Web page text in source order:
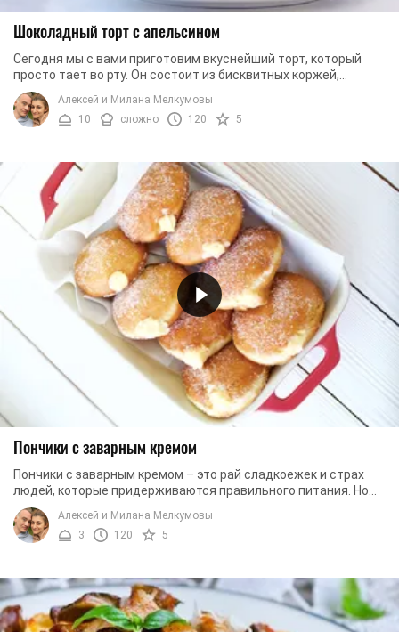
Шоколадный торт с апельсином
Сегодня мы с вами приготовим вкуснейший торт, который
просто тает во рту. Он состоит из бисквитных коржей,
нежного сырного крема и ароматного ...
Алексей и Милана Мелкумовы
10
сложно 120 5
Пончики с заварным кремом
Пончики с заварным кремом – это рай сладкоежек и страх
людей, которые придерживаются правильного питания. Но
ведь иногда можно побаловать себя? ...
Алексей и Милана Мелкумовы
3
120 5